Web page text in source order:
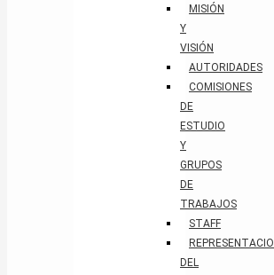
MISIÓN
Y
VISIÓN
AUTORIDADES
COMISIONES
DE
ESTUDIO
Y
GRUPOS
DE
TRABAJOS
STAFF
DEL